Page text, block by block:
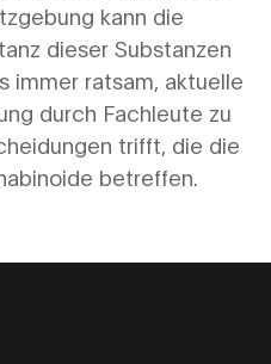
kann die
dieser Substanzen
immer ratsam, aktuelle
durch Fachleute zu
trifft, die die
betreffen.